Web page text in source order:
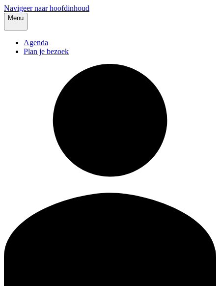
Navigeer naar hoofdinhoud
Menu
Agenda
Plan je bezoek